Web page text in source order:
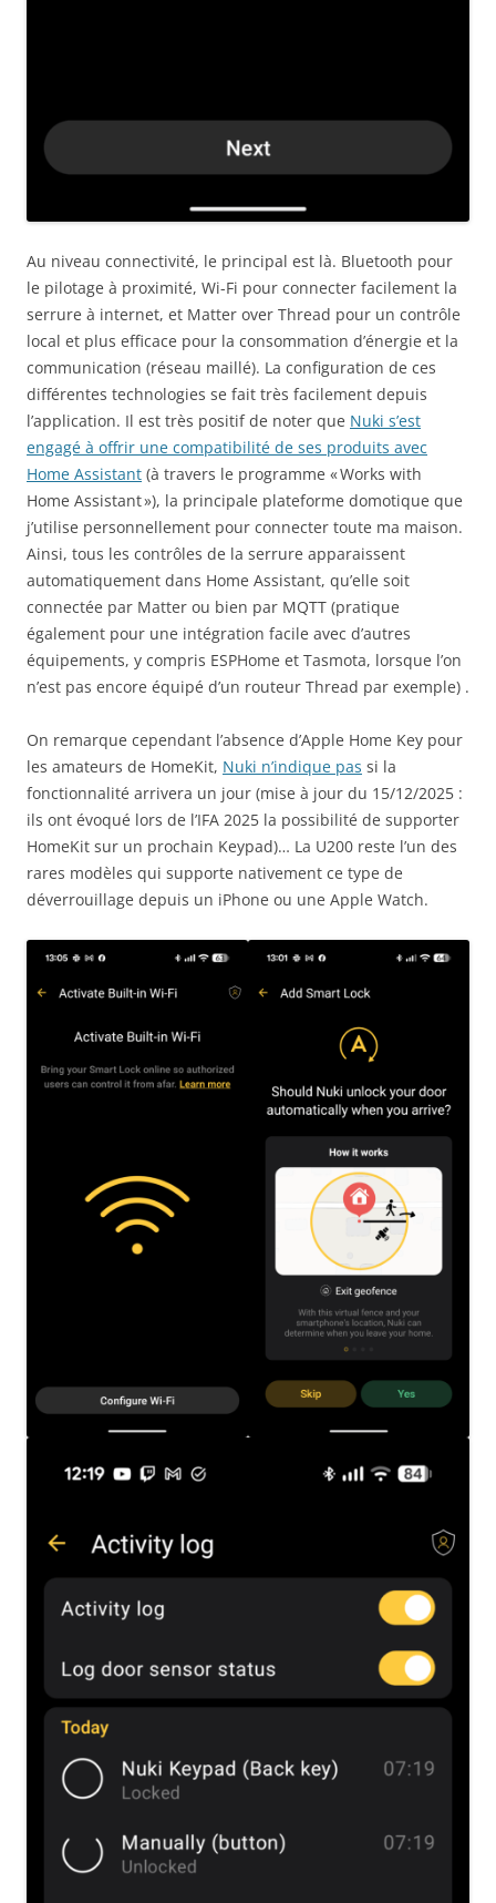
Au niveau connectivité, le principal est là. Bluetooth pour
le pilotage à proximité, Wi-Fi pour connecter facilement la
serrure à internet, et Matter over Thread pour un contrôle
local et plus efficace pour la consommation d’énergie et la
communication (réseau maillé). La configuration de ces
différentes technologies se fait très facilement depuis
l’application. Il est très positif de noter que Nuki s’est
engagé à offrir une compatibilité de ses produits avec
Home Assistant (à travers le programme « Works with
Home Assistant »), la principale plateforme domotique que
j’utilise personnellement pour connecter toute ma maison.
Ainsi, tous les contrôles de la serrure apparaissent
automatiquement dans Home Assistant, qu’elle soit
connectée par Matter ou bien par MQTT (pratique
également pour une intégration facile avec d’autres
équipements, y compris ESPHome et Tasmota, lorsque l’on
n’est pas encore équipé d’un routeur Thread par exemple) .
On remarque cependant l’absence d’Apple Home Key pour
les amateurs de HomeKit, Nuki n’indique pas si la
fonctionnalité arrivera un jour (mise à jour du 15/12/2025 :
ils ont évoqué lors de l’IFA 2025 la possibilité de supporter
HomeKit sur un prochain Keypad)… La U200 reste l’un des
rares modèles qui supporte nativement ce type de
déverrouillage depuis un iPhone ou une Apple Watch.